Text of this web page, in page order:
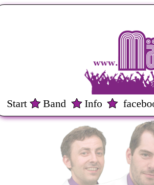
Band Info
Start